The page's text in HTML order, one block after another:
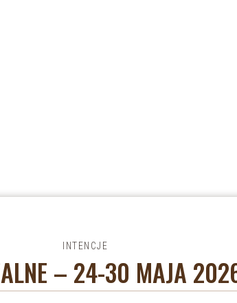
INTENCJE
– 24-30 MAJA